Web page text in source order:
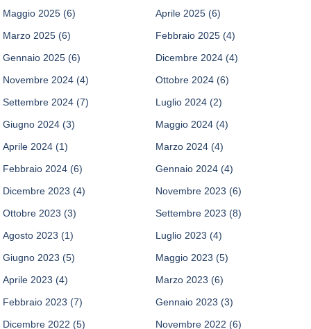
Maggio 2025 (6) Aprile 2025 (6)
Marzo 2025 (6) Febbraio 2025 (4)
Gennaio 2025 (6) Dicembre 2024 (4)
Novembre 2024 (4) Ottobre 2024 (6)
Settembre 2024 (7) Luglio 2024 (2)
Giugno 2024 (3) Maggio 2024 (4)
Aprile 2024 (1) Marzo 2024 (4)
Febbraio 2024 (6) Gennaio 2024 (4)
Dicembre 2023 (4) Novembre 2023 (6)
Ottobre 2023 (3) Settembre 2023 (8)
Agosto 2023 (1) Luglio 2023 (4)
Giugno 2023 (5) Maggio 2023 (5)
Aprile 2023 (4) Marzo 2023 (6)
Febbraio 2023 (7) Gennaio 2023 (3)
Dicembre 2022 (5) Novembre 2022 (6)